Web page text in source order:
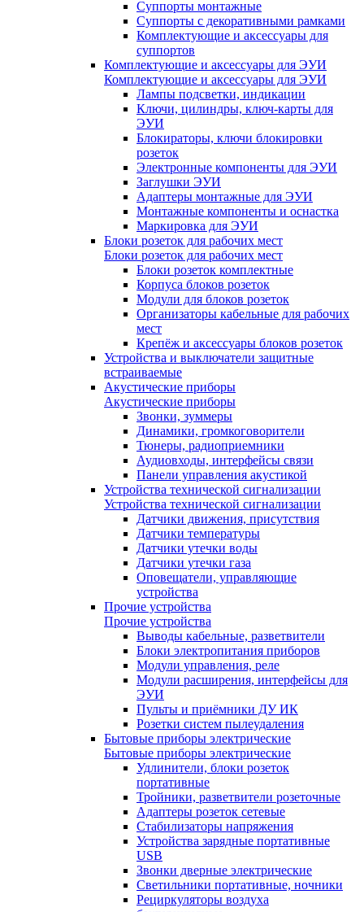
Суппорты монтажные
Суппорты с декоративными рамками
Комплектующие и аксессуары для
суппортов
Комплектующие и аксессуары для ЭУИ
Комплектующие и аксессуары для ЭУИ
Лампы подсветки, индикации
Ключи, цилиндры, ключ-карты для
ЭУИ
Блокираторы, ключи блокировки
розеток
Электронные компоненты для ЭУИ
Заглушки ЭУИ
Адаптеры монтажные для ЭУИ
Монтажные компоненты и оснастка
Маркировка для ЭУИ
Блоки розеток для рабочих мест
Блоки розеток для рабочих мест
Блоки розеток комплектные
Корпуса блоков розеток
Модули для блоков розеток
Организаторы кабельные для рабочих
мест
Крепёж и аксессуары блоков розеток
Устройства и выключатели защитные
встраиваемые
Акустические приборы
Акустические приборы
Звонки, зуммеры
Динамики, громкоговорители
Тюнеры, радиоприемники
Аудиовходы, интерфейсы связи
Панели управления акустикой
Устройства технической сигнализации
Устройства технической сигнализации
Датчики движения, присутствия
Датчики температуры
Датчики утечки воды
Датчики утечки газа
Оповещатели, управляющие
устройства
Прочие устройства
Прочие устройства
Выводы кабельные, разветвители
Блоки электропитания приборов
Модули управления, реле
Модули расширения, интерфейсы для
ЭУИ
Пульты и приёмники ДУ ИК
Розетки систем пылеудаления
Бытовые приборы электрические
Бытовые приборы электрические
Удлинители, блоки розеток
портативные
Тройники, разветвители розеточные
Адаптеры розеток сетевые
Стабилизаторы напряжения
Устройства зарядные портативные
USB
Звонки дверные электрические
Светильники портативные, ночники
Рециркуляторы воздуха